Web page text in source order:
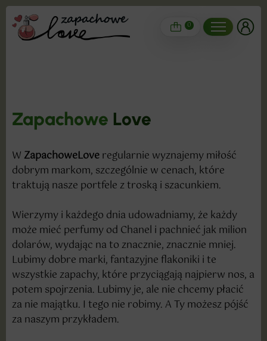
0
Zapachowe Love
W ZapachoweLoveregularnie wyznajemy miłość
dobrym markom, szczególnie w cenach, które
traktują nasze portfele z troską i szacunkiem.
Wierzymy i każdego dnia udowadniamy, że każdy
może mieć perfumy od Chanel i pachnieć jak milion
dolarów, wydając na to znacznie, znacznie mniej.
Lubimy dobre marki, fantazyjne flakoniki i te
wszystkie zapachy, które przyciągają najpierw nos, a
potem spojrzenia. Lubimy je, ale nie chcemy płacić
za nie majątku. I tego nie robimy. A Ty możesz pójść
za naszym przykładem.